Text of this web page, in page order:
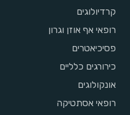
קרדיולוגים
רופאי אף אוזן וגרון
פסיכיאטרים
כירורגים כלליים
אונקולוגים
רופאי אסתטיקה